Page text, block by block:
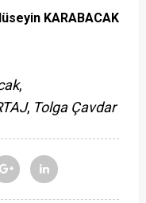
KARABACAK
,
, Tolga Çavdar